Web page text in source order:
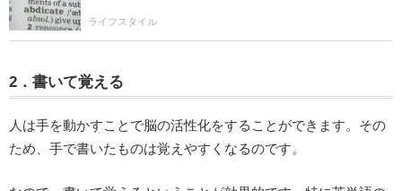
ライフスタイル
2．書いて覚える
人は手を動かすことで脳の活性化をすることができます。その
ため、手で書いたものは覚えやすくなるのです。